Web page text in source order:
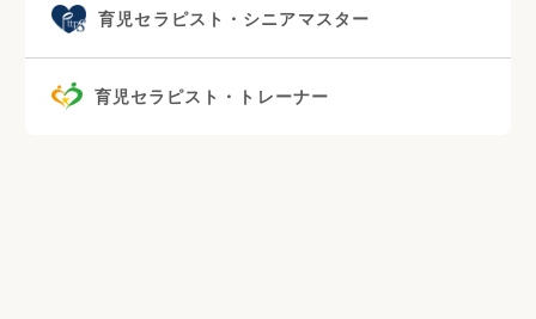
育児セラピスト・シニアマスター
育児セラピスト・トレーナー